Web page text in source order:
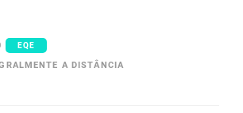
EQE
A DISTÂNCIA